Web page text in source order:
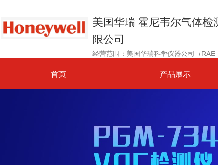
美国华瑞 霍尼韦尔气体检
限公司
首页 产品展示